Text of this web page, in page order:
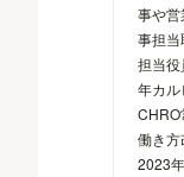
事や
事担
担当
年カ
CHRO
働き方
2023